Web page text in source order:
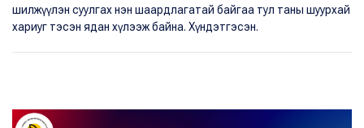
шилжүүлэн суулгах нэн шаардлагатай байгаа тул таны шуурхай
хариуг тэсэн ядан хүлээж байна. Хүндэтгэсэн.